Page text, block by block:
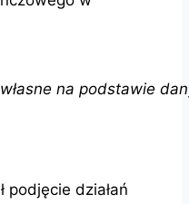
na podstawie
podjęcie działań